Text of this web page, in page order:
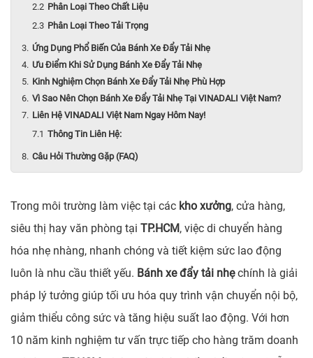
Phân Loại Theo Chất Liệu
Phân Loại Theo Tải Trọng
Ứng Dụng Phổ Biến Của Bánh Xe Đẩy Tải Nhẹ
Ưu Điểm Khi Sử Dụng Bánh Xe Đẩy Tải Nhẹ
Kinh Nghiệm Chọn Bánh Xe Đẩy Tải Nhẹ Phù Hợp
Vì Sao Nên Chọn Bánh Xe Đẩy Tải Nhẹ Tại VINADALI Việt Nam?
Liên Hệ VINADALI Việt Nam Ngay Hôm Nay!
Thông Tin Liên Hệ:
Câu Hỏi Thường Gặp (FAQ)
Trong môi trường làm việc tại các kho xưởng, cửa hàng,
siêu thị hay văn phòng tại TP.HCM, việc di chuyển hàng
hóa nhẹ nhàng, nhanh chóng và tiết kiệm sức lao động
luôn là nhu cầu thiết yếu. Bánh xe đẩy tải nhẹchính là giải
pháp lý tưởng giúp tối ưu hóa quy trình vận chuyển nội bộ,
giảm thiểu công sức và tăng hiệu suất lao động. Với hơn
10 năm kinh nghiệm tư vấn trực tiếp cho hàng trăm doanh